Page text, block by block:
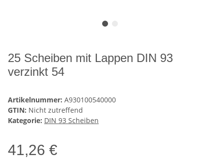
25 Scheiben mit Lappen DIN 93
verzinkt 54
Artikelnummer: A930100540000
GTIN: Nicht zutreffend
Kategorie: DIN 93 Scheiben
41,26 €